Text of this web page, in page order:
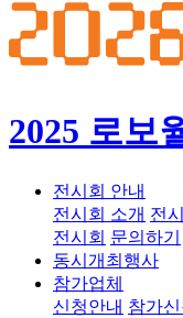
2025 로보
전시회 안내
전시회 소개 전
전시회 문의하기
동시개최행사
참가업체
신청안내 참가신